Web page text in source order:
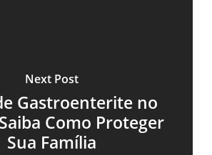
Next Post
Gastroenterite no
Como Proteger
Sua Família